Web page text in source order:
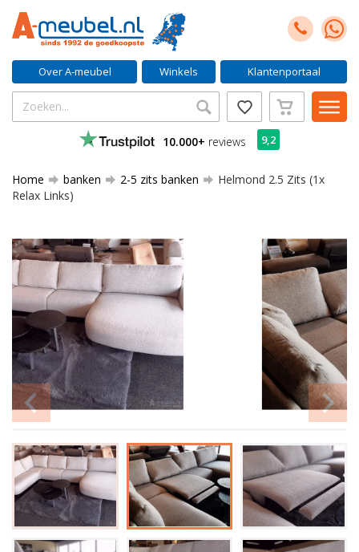
Over A-meubel Winkels Klantenportaal
10.000+ reviews 9,2
Home banken 2-5 zits banken
Helmond 2.5 Zits (1x
Relax Links)